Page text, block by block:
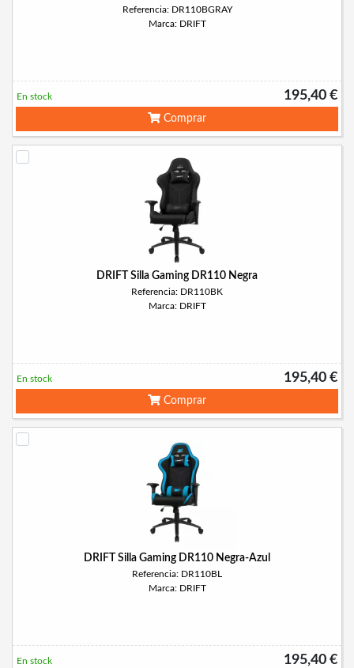
Referencia: DR110BGRAY
Marca: DRIFT
195,40 €
En stock
Comprar
DRIFT Silla Gaming DR110 Negra
Referencia: DR110BK
Marca: DRIFT
195,40 €
En stock
Comprar
DRIFT Silla Gaming DR110 Negra-Azul
Referencia: DR110BL
Marca: DRIFT
195,40 €
En stock